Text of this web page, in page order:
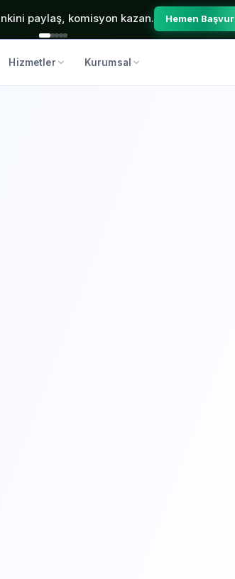
paylaş, komisyon kazan. Hemen Başvur
Hizmetler Kurumsal